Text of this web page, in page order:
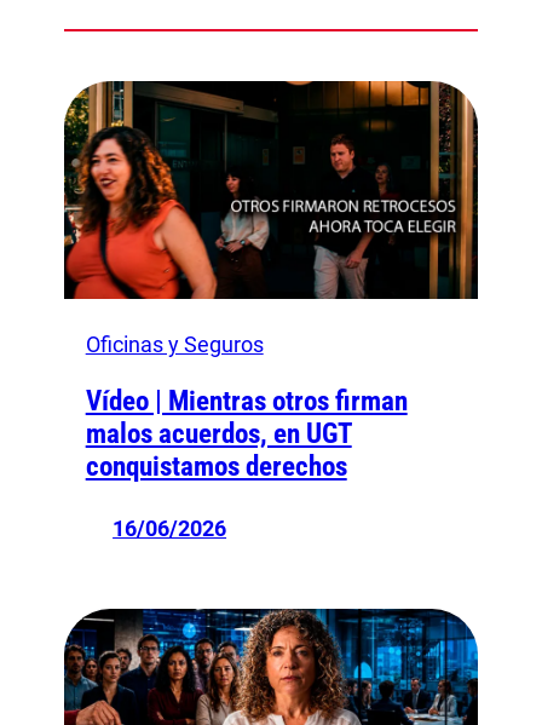
Oficinas y Seguros
Vídeo | Mientras otros firman
malos acuerdos, en UGT
conquistamos derechos
16/06/2026